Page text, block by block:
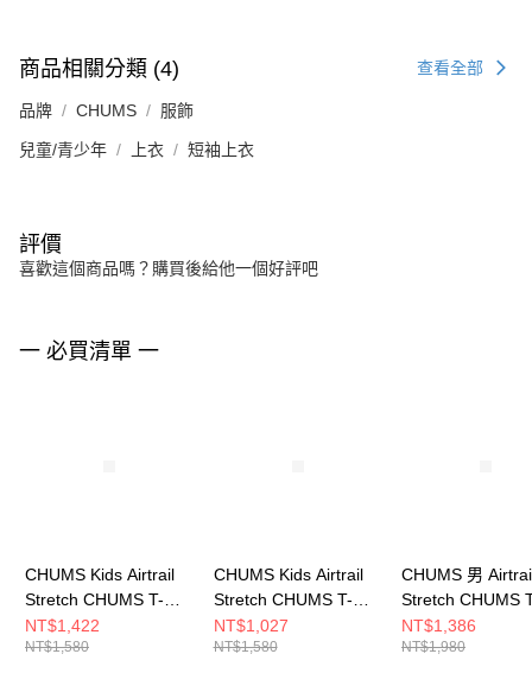
商品相關分類 (4) 查看全部
品牌 CHUMS 服飾
兒童/青少年 上衣 短袖上衣
評價
喜歡這個商品嗎？購買後給他一個好評吧
一 必買清單 一
CHUMS Kids Airtrail
Stretch CHUMS T-
Shirt 中大童 短袖上衣
淺灰 CH211358G020
NT$1,422
NT$1,580
CHUMS Kids Airtrail
Stretch CHUMS T-
Shirt 中大童 短袖上衣
卡其綠
NT$1,027
NT$1,580
CHUMS 男
Stretch CHUMS
Shirt短袖上衣
CH012580Y074
NT$1,386
NT$1,980